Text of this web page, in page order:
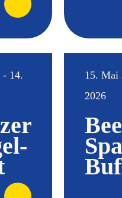
- 14.
15. Mai
2026